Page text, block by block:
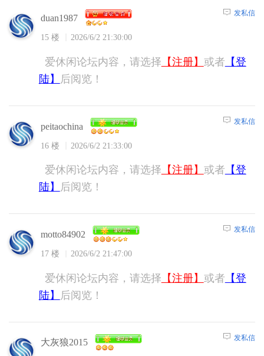
duan1987
15 楼 2026/6/2 21:30:00
发私信
爱休闲论坛内容，请选择 【注册】 或者 【登
陆】
后阅览！
peitaochina
16 楼 2026/6/2 21:33:00
发私信
爱休闲论坛内容，请选择 【注册】 或者 【登
陆】
后阅览！
motto84902
17 楼 2026/6/2 21:47:00
发私信
爱休闲论坛内容，请选择 【注册】 或者 【登
陆】
后阅览！
大灰狼2015 发私信